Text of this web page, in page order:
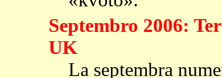
Septembro 2006:
UK
La septembra